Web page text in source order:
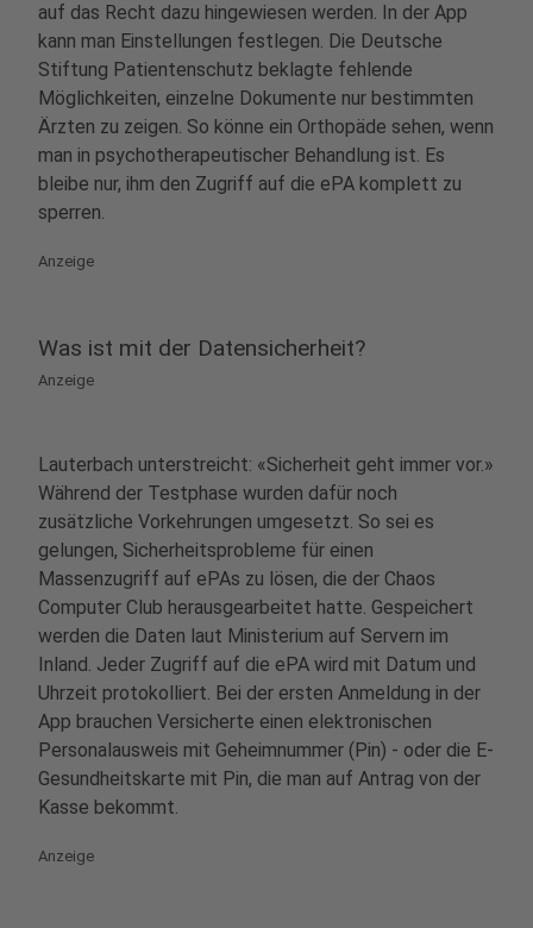
auf das Recht dazu hingewiesen werden. In der App
kann man Einstellungen festlegen. Die Deutsche
Stiftung Patientenschutz beklagte fehlende
Möglichkeiten, einzelne Dokumente nur bestimmten
Ärzten zu zeigen. So könne ein Orthopäde sehen, wenn
man in psychotherapeutischer Behandlung ist. Es
bleibe nur, ihm den Zugriff auf die ePA komplett zu
sperren.
Anzeige
Was ist mit der Datensicherheit?
Anzeige
Lauterbach unterstreicht: «Sicherheit geht immer vor.»
Während der Testphase wurden dafür noch
zusätzliche Vorkehrungen umgesetzt. So sei es
gelungen, Sicherheitsprobleme für einen
Massenzugriff auf ePAs zu lösen, die der Chaos
Computer Club herausgearbeitet hatte. Gespeichert
werden die Daten laut Ministerium auf Servern im
Inland. Jeder Zugriff auf die ePA wird mit Datum und
Uhrzeit protokolliert. Bei der ersten Anmeldung in der
App brauchen Versicherte einen elektronischen
Personalausweis mit Geheimnummer (Pin) - oder die E-
Gesundheitskarte mit Pin, die man auf Antrag von der
Kasse bekommt.
Anzeige